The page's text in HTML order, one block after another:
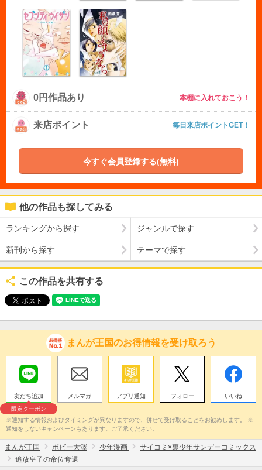
0円作品あり 本棚に入れておこう！
来店ポイント 毎日来店ポイントGET！
今すぐ会員登録する(無料)
他の作品も探してみる
ランキングから探す ジャンルで探す
新刊から探す テーマで探す
この作品を共有する
まんが王国のお得情報を受け取ろう
友だち追加
限定クーポン
メルマガ アプリ通知 フォロー いいね
※通知する情報およびタイミングが異なりますので、併せて受け取ることをお勧めします。 ※
通知をしないキャンペーンもあります。ご了承ください。
まんが王国 ボビー大澤 少年漫画
サイコミ×裏少年サンデーコミックス
追放皇子の帝位奪還